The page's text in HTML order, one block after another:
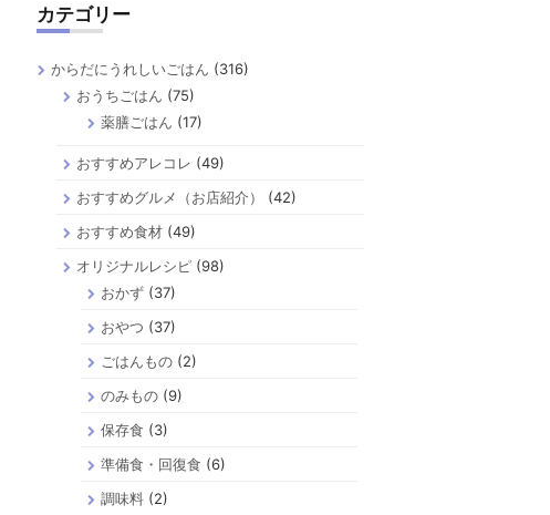
カテゴリー
からだにうれしいごはん (316)
おうちごはん (75)
薬膳ごはん (17)
おすすめアレコレ (49)
おすすめグルメ（お店紹介）
(42)
おすすめ食材(49)
オリジナルレシピ(98)
おかず(37)
おやつ (37)
ごはんもの(2)
のみもの(9)
保存食 (3)
準備食・回復食 (6)
調味料(2)